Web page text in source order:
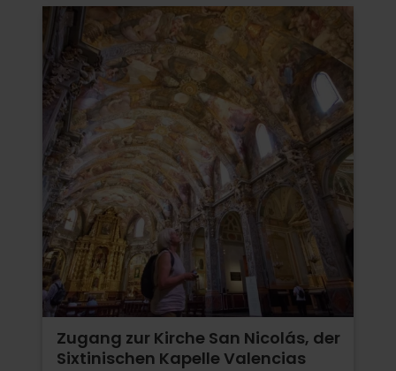
Zugang zur Kirche San Nicolás, der
Sixtinischen Kapelle Valencias